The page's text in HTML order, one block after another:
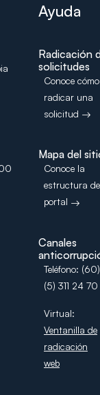
Ayuda
Radicación
solicitudes
Conoce cómo
radicar una
solicitud
Mapa del
Conoce la
estructura
portal
Canales
Teléfono: (60)
(5) 311 24 70
Virtual:
Ventanilla de
radicación
web